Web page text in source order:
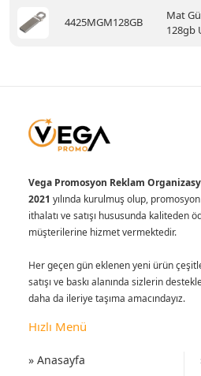
4425MGM128GB
Mat
128gb
Vega Promosyon Reklam
2021 yılında kurulmuş olup,
ithalatı ve satışı hususunda kaliteden
müşterilerine hizmet vermektedir.
Her geçen gün eklenen yeni ürün
satışı ve baskı alanında sizlerin
daha da ileriye taşıma amacındayız.
Hızlı Menü
» Anasayfa